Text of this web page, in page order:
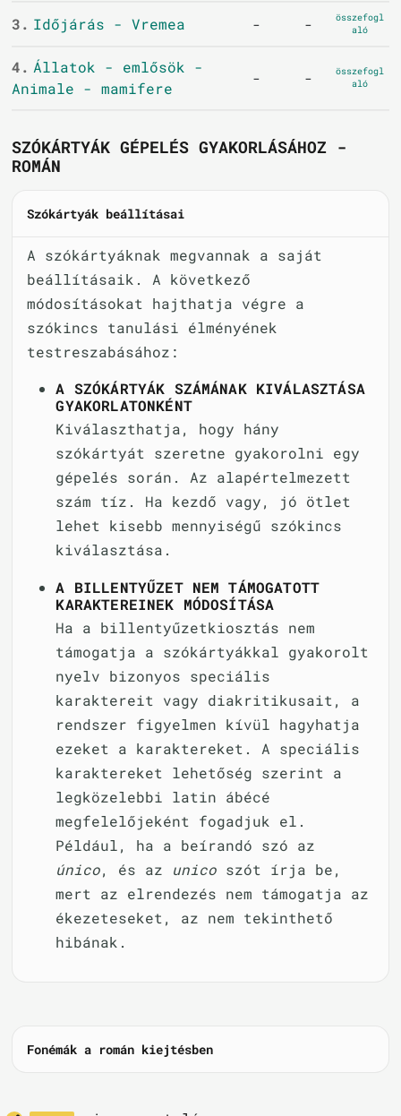
3. Időjárás - Vremea - -
összefogl
aló
4. Állatok - emlősök -
Animale - mamifere
- -
összefogl
aló
SZÓKÁRTYÁK GÉPELÉS GYAKORLÁSÁHOZ -
ROMÁN
Szókártyák beállításai
A szókártyáknak megvannak a saját
beállításaik. A következő
módosításokat hajthatja végre a
szókincs tanulási élményének
testreszabásához:
A SZÓKÁRTYÁK SZÁMÁNAK KIVÁLASZTÁSA
GYAKORLATONKÉNT
Kiválaszthatja, hogy hány
szókártyát szeretne gyakorolni egy
gépelés során. Az alapértelmezett
szám tíz. Ha kezdő vagy, jó ötlet
lehet kisebb mennyiségű szókincs
kiválasztása.
A BILLENTYŰZET NEM TÁMOGATOTT
KARAKTEREINEK MÓDOSÍTÁSA
Ha a billentyűzetkiosztás nem
támogatja a szókártyákkal gyakorolt
nyelv bizonyos speciális
karaktereit vagy diakritikusait, a
rendszer figyelmen kívül hagyhatja
ezeket a karaktereket. A speciális
karaktereket lehetőség szerint a
legközelebbi latin ábécé
megfelelőjeként fogadjuk el.
Például, ha a beírandó szó az
único, és az unico szót írja be,
mert az elrendezés nem támogatja az
ékezeteseket, az nem tekinthető
hibának.
Fonémák a román kiejtésben